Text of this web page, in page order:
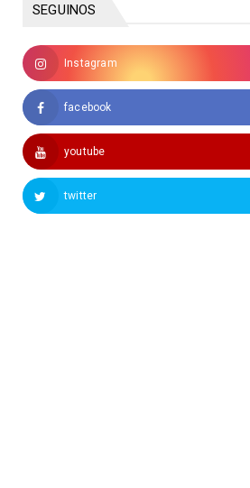
SEGUINOS
Instagram
facebook
youtube
twitter